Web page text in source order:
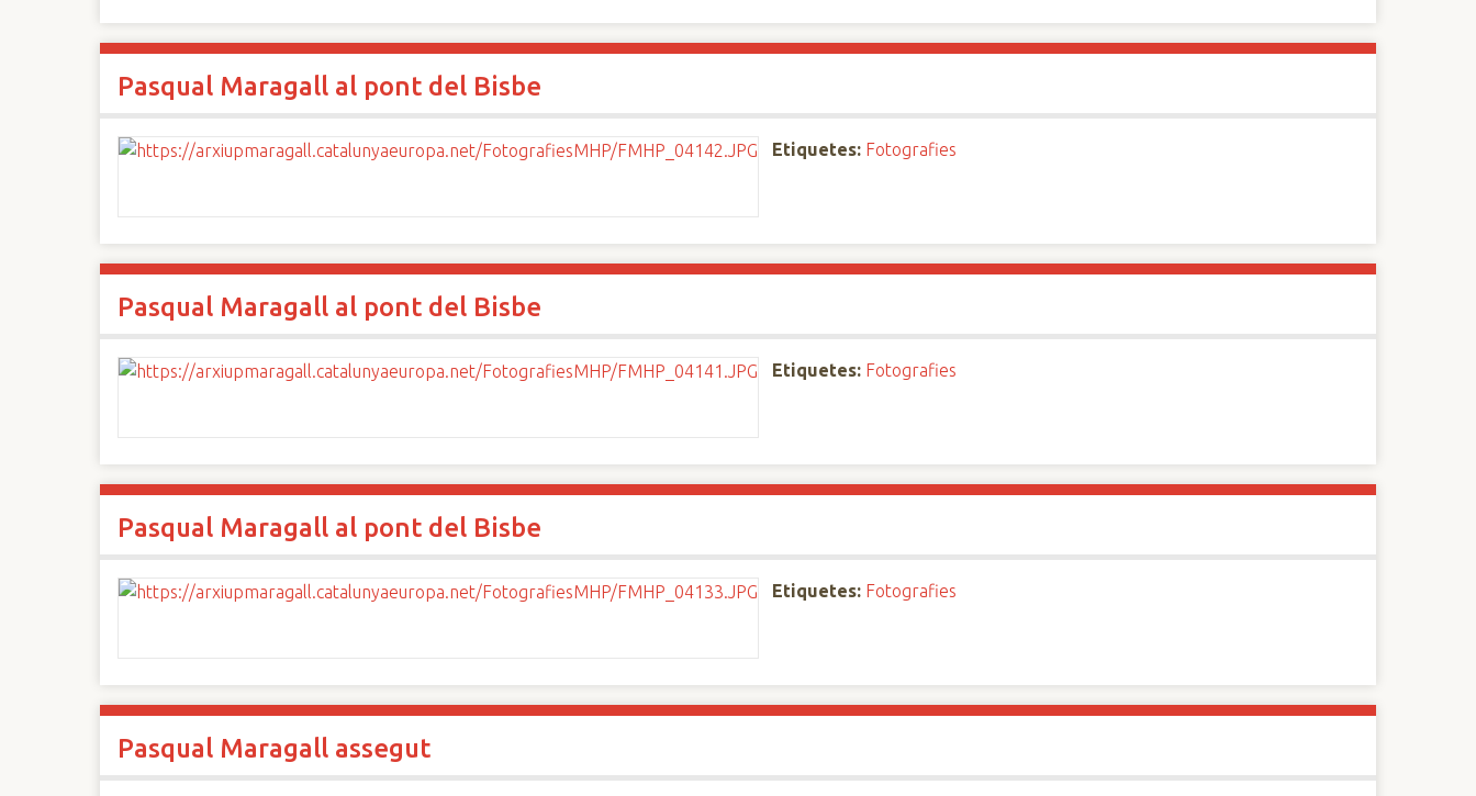
Pasqual Maragall al pont del Bisbe
Etiquetes: Fotografies
Pasqual Maragall al pont del Bisbe
Etiquetes: Fotografies
Pasqual Maragall al pont del Bisbe
Etiquetes: Fotografies
Pasqual Maragall assegut